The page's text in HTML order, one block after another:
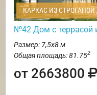
КАРКАС ИЗ
№42 Дом с террасой
Размер: 7,5х8 м
Общая площадь: 81.752
от 2663800